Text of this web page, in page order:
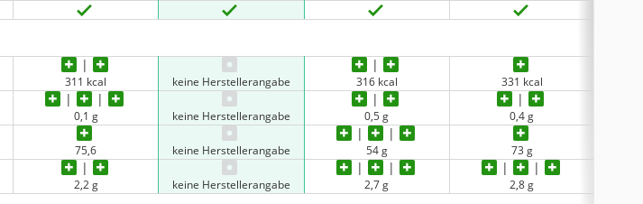
311 kcal keine Herstellerangabe 316 kcal 331 kcal
0,1 g keine Herstellerangabe 0,5 g 0,4 g
75,6 keine Herstellerangabe 54 g 73 g
2,2 g keine Herstellerangabe 2,7 g 2,8 g